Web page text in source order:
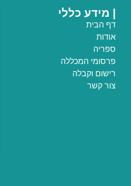
| מידע כללי
דף הבית
אודות
ספריה
פרסומי המכללה
רישום וקבלה
צור קשר